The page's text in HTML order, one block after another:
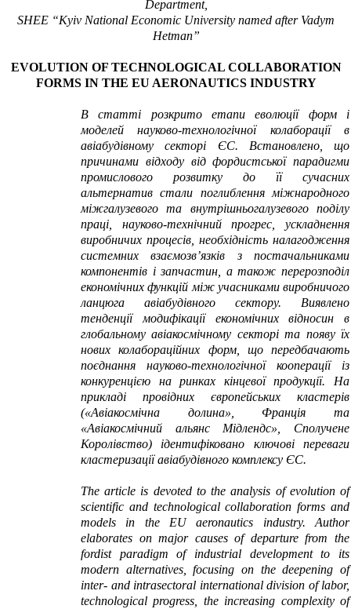
Department,
SHEE “Kyiv National Economic University named after Vadym
Hetman”
EVOLUTION OF TECHNOLOGICAL COLLABORATION
FORMS IN THE EU AERONAUTICS INDUSTRY
В статті розкрито етапи еволюції форм і
моделей науково-технологічної колаборації в
авіабудівному секторі ЄС. Встановлено, що
причинами відходу від фордистської парадигми
промислового розвитку до її сучасних
альтернатив стали поглиблення міжнародного
міжгалузевого та внутрішньогалузевого поділу
праці, науково-технічний прогрес, ускладнення
виробничих процесів, необхідність налагодження
системних взаємозв’язків з постачальниками
компонентів і запчастин, а також перерозподіл
економічних функцій між учасниками виробничого
ланцюга авіабудівного сектору. Виявлено
тенденції модифікації економічних відносин в
глобальному авіакосмічному секторі та появу їх
нових колабораційних форм, що передбачають
поєднання науково-технологічної кооперації із
конкуренцією на ринках кінцевої продукції. На
прикладі провідних європейських кластерів
(«Авіакосмічна долина», Франція та
«Авіакосмічний альянс Мідлендс», Сполучене
Королівство) ідентифіковано ключові переваги
кластеризації авіабудівного комплексу ЄС.
The article is devoted to the analysis of evolution of
scientific and technological collaboration forms and
models in the EU aeronautics industry. Author
elaborates on major causes of departure from the
fordist paradigm of industrial development to its
modern alternatives, focusing on the deepening of
inter- and intrasectoral international division of labor,
technological progress, the increasing complexity of